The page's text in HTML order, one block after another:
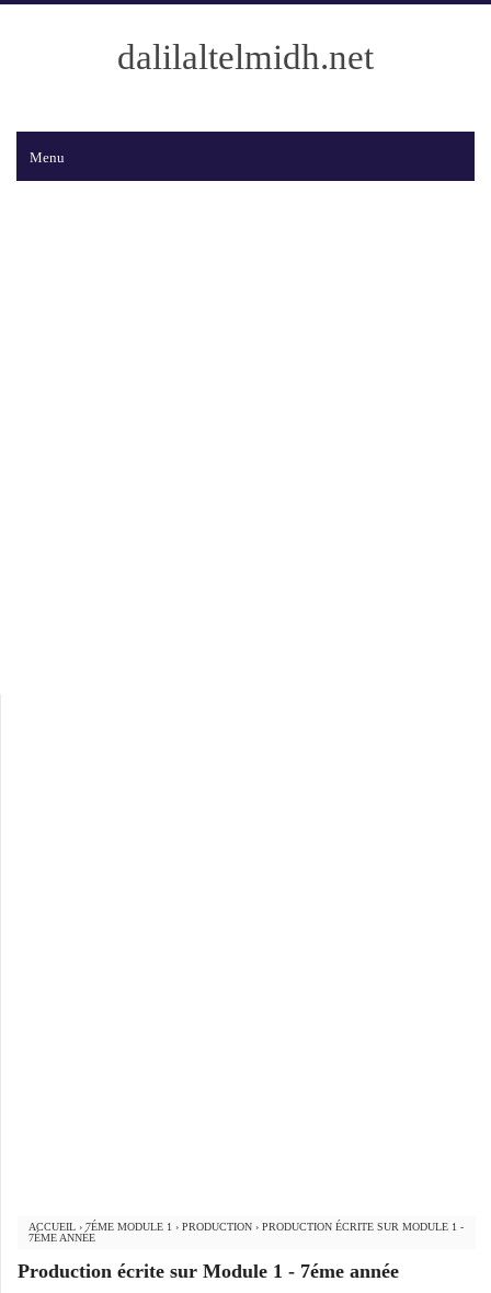
dalilaltelmidh.net
Menu
ACCUEIL › 7ÉME MODULE 1 › PRODUCTION › PRODUCTION ÉCRITE SUR MODULE 1 -
7ÉME ANNÉE
Production écrite sur Module 1 - 7éme année